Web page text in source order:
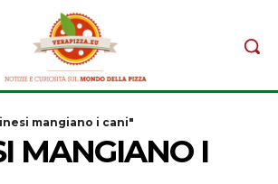
mangiano i cani"
MANGIANO I